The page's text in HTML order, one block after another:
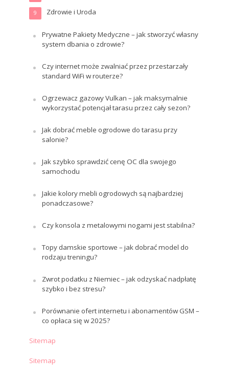
Zdrowie i Uroda
9
Prywatne Pakiety Medyczne – jak stworzyć własny
system dbania o zdrowie?
Czy internet może zwalniać przez przestarzały
standard WiFi w routerze?
Ogrzewacz gazowy Vulkan – jak maksymalnie
wykorzystać potencjał tarasu przez cały sezon?
Jak dobrać meble ogrodowe do tarasu przy
salonie?
Jak szybko sprawdzić cenę OC dla swojego
samochodu
Jakie kolory mebli ogrodowych są najbardziej
ponadczasowe?
Czy konsola z metalowymi nogami jest stabilna?
Topy damskie sportowe – jak dobrać model do
rodzaju treningu?
Zwrot podatku z Niemiec – jak odzyskać nadpłatę
szybko i bez stresu?
Porównanie ofert internetu i abonamentów GSM –
co opłaca się w 2025?
Sitemap
Sitemap